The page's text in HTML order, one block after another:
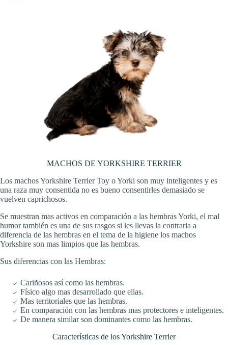
MACHOS DE YORKSHIRE TERRIER
Los machos Yorkshire Terrier Toy o Yorki son muy inteligentes y es
una raza muy consentida no es bueno consentirles demasiado se
vuelven caprichosos.
Se muestran mas activos en comparación a las hembras Yorki, el mal
humor también es una de sus rasgos si les llevas la contraria a
diferencia de las hembras en el tema de la higiene los machos
Yorkshire son mas limpios que las hembras.
Sus diferencias con las Hembras:
Cariñosos así como las hembras.
Físico algo mas desarrollado que ellas.
Mas territoriales que las hembras.
En comparación con las hembras mas protectores e inteligentes.
De manera similar son dominantes como las hembras.
Características de los Yorkshire Terrier